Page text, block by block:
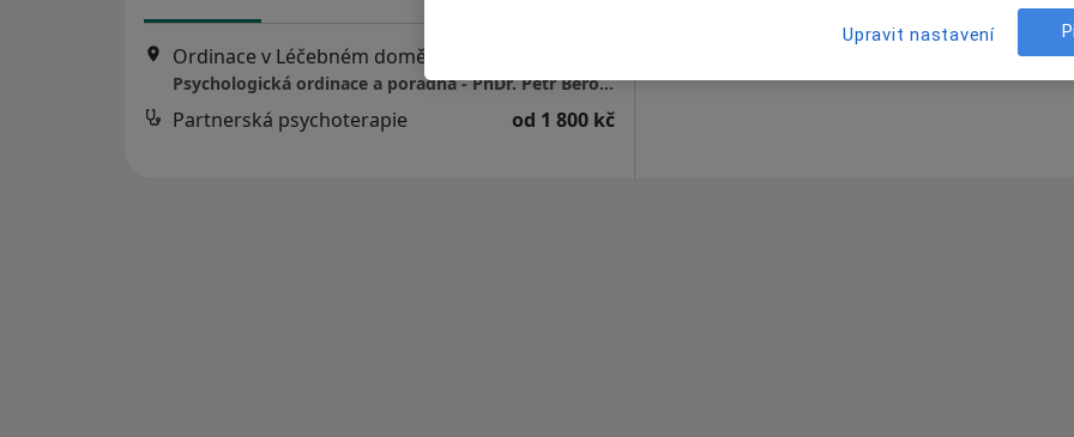
Psychologická ordinace a poradna - PhDr. Petr Beroušek, Schrothovy léčebné lázně se sídlem v obci Lipová-lázně, Lázeňská 248; POZOR! zde již v současnosti neordinuji! Možnost náhradního objednání se do Jeseníku - viz tam
Partnerská psychoterapie od 1 800 kč
Upravit nastavení